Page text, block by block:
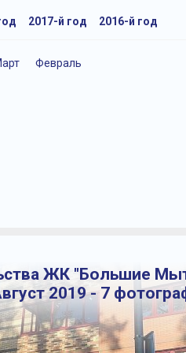
Февраль
2017-й год 2016-й год
ЖК "Большие
2019 - 7